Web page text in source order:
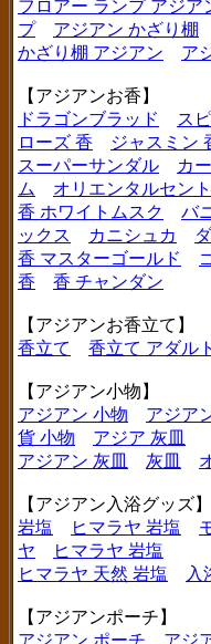
フロアー ランプ アジア
プ
アジアン かざり棚
かざり棚 アジアン
ア
【アジアンお香】
ドラゴンブラッド
ス
ローズ 香
ジャスミン
スーパーサンダル
カ
ム
オリエンタルセント
香 ホワイトムスク
バ
ックス
カニシュカ
香 マスターゴールド
香
香 チャンダン
【アジアンお香立て】
香立て
香立て アダルト
【アジアン小物】
アジアン 小物
アジア
貨 小物
アジア 灰皿
アジアン 灰皿
灰皿
【アジアン入浴グッズ】
岩塩
ヒマラヤ 岩塩
ヤ
ヒマラヤ 岩塩
ヒマラヤ 天然 岩塩
入
【アジアンポーチ】
アジアン ポーチ
アジ